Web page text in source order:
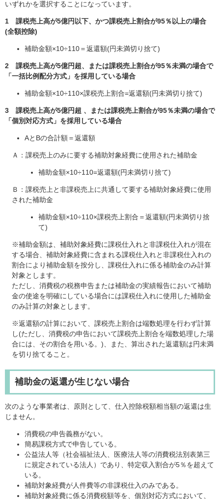
いずれかを選択することになっています。
1 課税売上高が5億円以下、かつ課税売上割合が95％以上の場合
(全額控除)
補助金額×10÷110＝返還額(円未満切り捨て)​
2 課税売上高が5億円超、または課税売上割合が95％未満の場合で
「一括比例配分方式」を採用している場合
補助金額×10÷110×課税売上割合=返還額(円未満切り捨て)​
3 課税売上高が5億円超 、または課税売上割合が95％未満の場合で
「個別対応方式」を採用している場合
AとBの合計額＝返還額​
​Ａ：課税売上のみに要する補助対象経費に使用された補助金
補助金額×10÷110=返還額(円未満切り捨て)
Ｂ：課税売上と非課税売上に共通して要する補助対象経費に使用
された補助金
補助金額×10÷110×課税売上割合＝返還額(円未満切り捨
て)
※補助金額は、補助対象経費に課税仕入れと非課税仕入れが混在
する場合、補助対象経費に含まれる課税仕入れと非課税仕入れの
割合により補助金額を按分し、課税仕入れに係る補助金のみ計算
対象とします。
ただし、消費税の税務申告または補助金の実績報告において補助
金の使途を明確にしている場合には課税仕入れに使用した補助金
のみ計算の対象とします。
※返還額の計算において、課税売上割合は端数処理を行わず計算
し(ただし、消費税の申告において課税売上割合を端数処理した場
合には、その割合を用いる。)、また、算出された返還額は円未満
を切り捨てること。
補助金の返還が生じない場合
次のような事業者は、原則として、仕入控除税額相当額の返還は生
じません。
消費税の申告義務がない。
簡易課税方式で申告している。
公益法人等（社会福祉法人、医療法人等の消費税法別表第三
に規定されている法人）であり、特定収入割合が5％を超えて
いる。
補助対象経費が人件費等の非課税仕入のみである。
補助対象経費に係る消費税額等を、個別対応方式において、